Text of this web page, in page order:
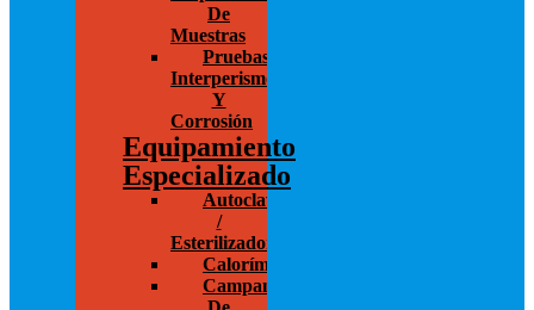
De
Muestras
Pruebas
Interperismo
Y
Corrosión
Equipamiento
Especializado
Autoclaves
/
Esterilizadores
Calorímetros
Campanas